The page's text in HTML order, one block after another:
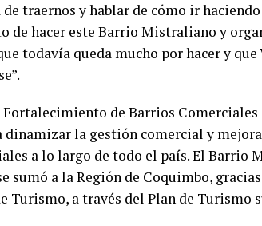
traernos y hablar de cómo ir haciendo
de hacer este Barrio Mistraliano y
todavía queda mucho por hacer y
de Barrios
dinamizar la gestión comercial y
a lo largo de todo el país. El
sumó a la Región de Coquimbo,
Turismo, a través del Plan de Turismo